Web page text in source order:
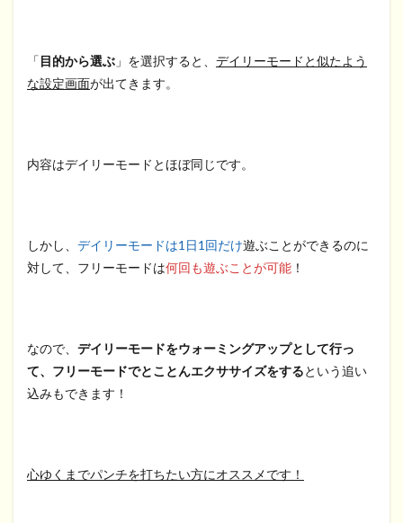
「目的から選ぶ 」を選択すると、 デイリーモードと似たよう
な設定画面が出てきます。
内容はデイリーモードとほぼ同じです。
しかし、 デイリーモードは1日1回だけ遊ぶことができるのに
対して、フリーモードは何回も遊ぶことが可能 ！
なので、 デイリーモードをウォーミングアップとして行っ
て、フリーモードでとことんエクササイズをするという追い
込みもできます！
心ゆくまでパンチを打ちたい方にオススメです！